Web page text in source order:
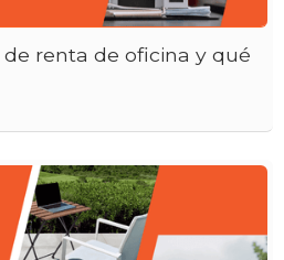
de renta de oficina y qué